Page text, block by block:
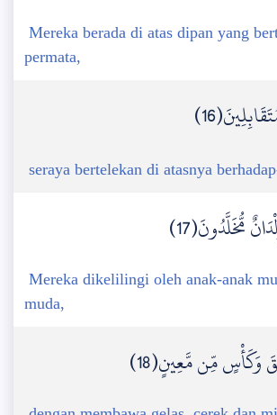
Mereka berada di atas dipan yang
permata,
seraya bertelekan di atasnya
مُّخَلَّدُونَ(17)
Mereka dikelilingi oleh anak-anak
muda,
وَكَأْسٍ مِّن مَّعِينٍ(18)